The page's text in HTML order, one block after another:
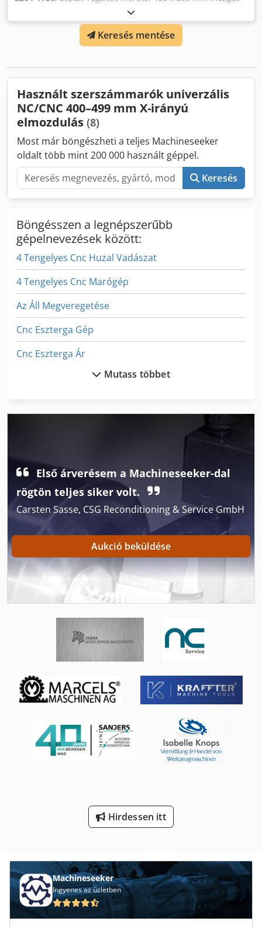
x: 485 mm mozgás y: 385 mm mozgás z: 380 mm farok
ütés: von Kézi kb. 70 mm-es orsó fordulatszám-tartomány:
50 - 3150 fordulat / perc kocsi folyamatosan állítható: 2 -
1000 mm / perc gyors mozgatás: 2 m / perc elektromos
Keresés mentése
Használt szerszámmarók univerzális
NC/CNC 400–499 mm X-irányú
elmozdulás (8)
Most már böngészheti a teljes Machineseeker
oldalt több mint 200 000 használt géppel.
Keresés
Böngésszen a legnépszerűbb
gépelnevezések között:
4 Tengelyes Cnc Huzal Vadászat
4 Tengelyes Cnc Marógép
Az Áll Megveregetése
Cnc Eszterga Gép
Cnc Eszterga Ár
Cnc Lyukasztó Gép
Csiszoló-És Fenőgépek Cső
Cső Egyengető Gép
Cső Sorjázó Gép
Cws 500
International 1700
International 2674
International 433
International 434
International 560
Nc Eszterga
Mutass többet
Első árverésem a Machineseeker-dal
rögtön teljes siker volt.
Carsten Sasse, CSG Reconditioning & Service GmbH
Aukció beküldése
Hirdessen itt
Machineseeker
Ingyenes az üzletben